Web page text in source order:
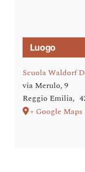
Luogo
Scuola Waldorf
via Merulo, 9
Reggio Emilia,
+ Google Maps